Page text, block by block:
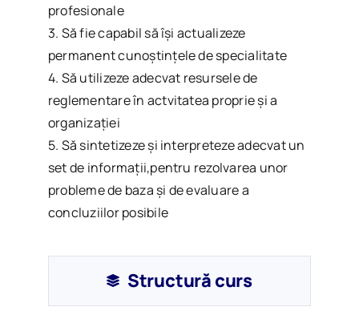
profesionale
3. Să fie capabil să își actualizeze
permanent cunoștințele de specialitate
4. Să utilizeze adecvat resursele de
reglementare în actvitatea proprie și a
organizației
5. Să sintetizeze și interpreteze adecvat un
set de informații,pentru rezolvarea unor
probleme de baza și de evaluare a
concluziilor posibile
Structură curs